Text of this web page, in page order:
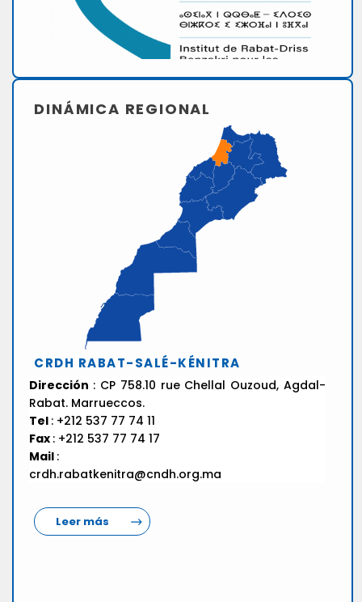
DINÁMICA REGIONAL
CRDH RABAT-SALÉ-KÉNITRA
Dirección : CP 758.10 rue Chellal Ouzoud, Agdal-
Rabat. Marrueccos.
Tel : +212 537 77 74 11
Fax : +212 537 77 74 17
Mail :
crdh.rabatkenitra@cndh.org.ma
Leer más